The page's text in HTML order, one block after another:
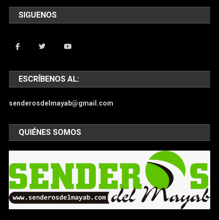
SIGUENOS
ESCRÍBENOS AL:
senderosdelmayab@gmail.com
QUIÉNES SOMOS